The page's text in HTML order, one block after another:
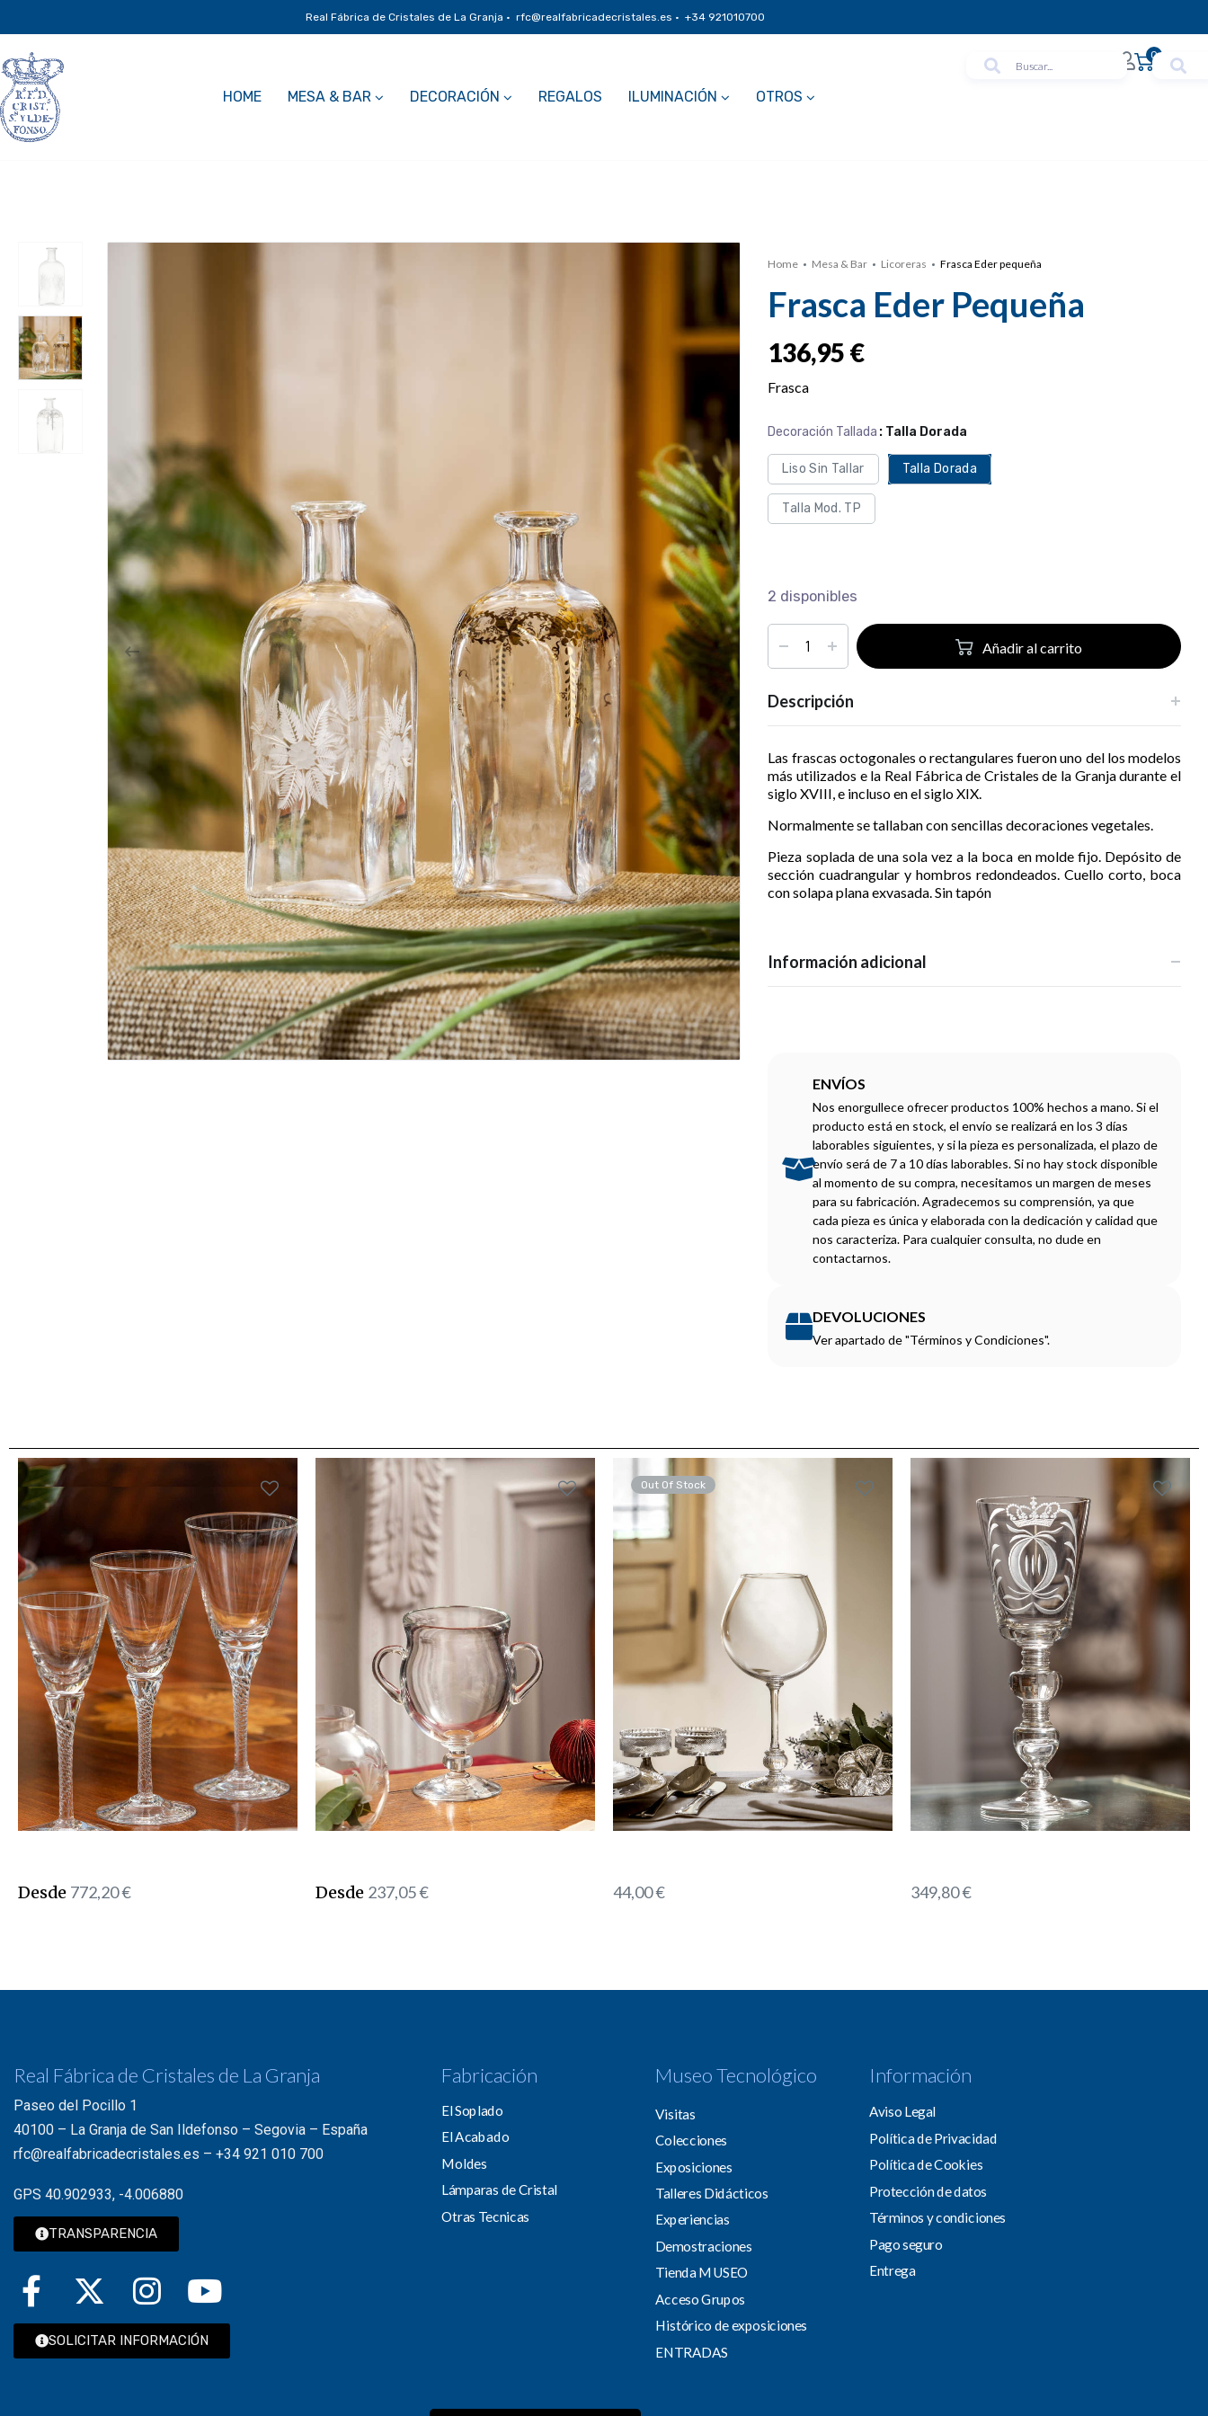
Real Fábrica de Cristales de La Granja · rfc@realfabricadecristales.es · +34 921010700
HOME MESA & BAR DECORACIÓN REGALOS ILUMINACIÓN OTROS
0
Home Mesa & Bar Licoreras Frasca Eder pequeña
Frasca Eder Pequeña
136,95 €
Frasca
Decoración Tallada : Talla Dorada
Liso Sin Tallar Talla Dorada
Talla Mod. TP
2 disponibles
Añadir al carrito
Descripción
Las frascas octogonales o rectangulares fueron uno del los modelos
más utilizados e la Real Fábrica de Cristales de la Granja durante el
siglo XVIII, e incluso en el siglo XIX.
Normalmente se tallaban con sencillas decoraciones vegetales.
Pieza soplada de una sola vez a la boca en molde fijo. Depósito de
sección cuadrangular y hombros redondeados. Cuello corto, boca
con solapa plana exvasada. Sin tapón
Información adicional
ENVÍOS
Nos enorgullece ofrecer productos 100% hechos a mano. Si el
producto está en stock, el envío se realizará en los 3 días
laborables siguientes, y si la pieza es personalizada, el plazo de
envío será de 7 a 10 días laborables. Si no hay stock disponible
al momento de su compra, necesitamos un margen de meses
para su fabricación. Agradecemos su comprensión, ya que
cada pieza es única y elaborada con la dedicación y calidad que
nos caracteriza. Para cualquier consulta, no dude en
contactarnos.
DEVOLUCIONES
Ver apartado de "Términos y Condiciones".
Desde 772,20€ Desde 237,05€
Out Of Stock
44,00€ 349,80€
Real Fábrica de Cristales de La Granja
Paseo del Pocillo 1
40100 – La Granja de San Ildefonso – Segovia – España
rfc@realfabricadecristales.es – +34 921 010 700
GPS 40.902933, -4.006880
TRANSPARENCIA
SOLICITAR INFORMACIÓN
Fabricación
El Soplado
El Acabado
Moldes
Lámparas de Cristal
Otras Tecnicas
Museo Tecnológico
Visitas
Colecciones
Exposiciones
Talleres Didácticos
Experiencias
Demostraciones
Tienda MUSEO
Acceso Grupos
Histórico de exposiciones
ENTRADAS
Información
Aviso Legal
Política de Privacidad
Política de Cookies
Protección de datos
Términos y condiciones
Pago seguro
Entrega